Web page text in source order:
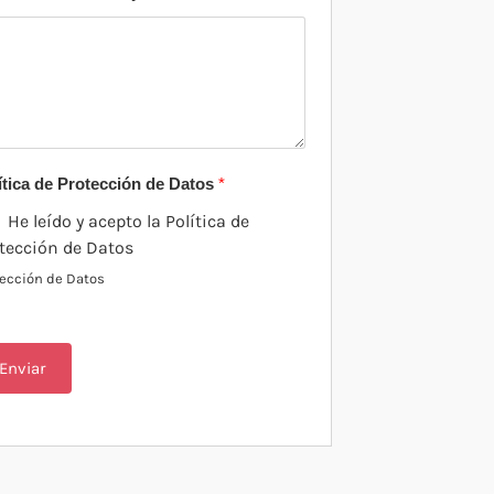
de Protección de Datos *
He leído y acepto la Política de
de Datos
de Datos
Enviar